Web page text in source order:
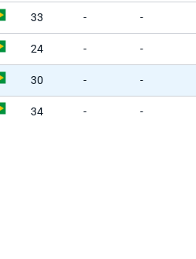
33 - -
24 - -
30 - -
34 - -